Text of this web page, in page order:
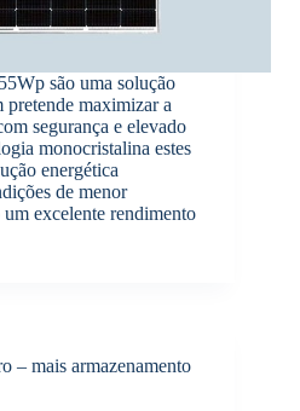
são uma solução
pretende maximizar a
segurança e elevado
monocristalina estes
energética
de menor
excelente rendimento
– mais armazenamento